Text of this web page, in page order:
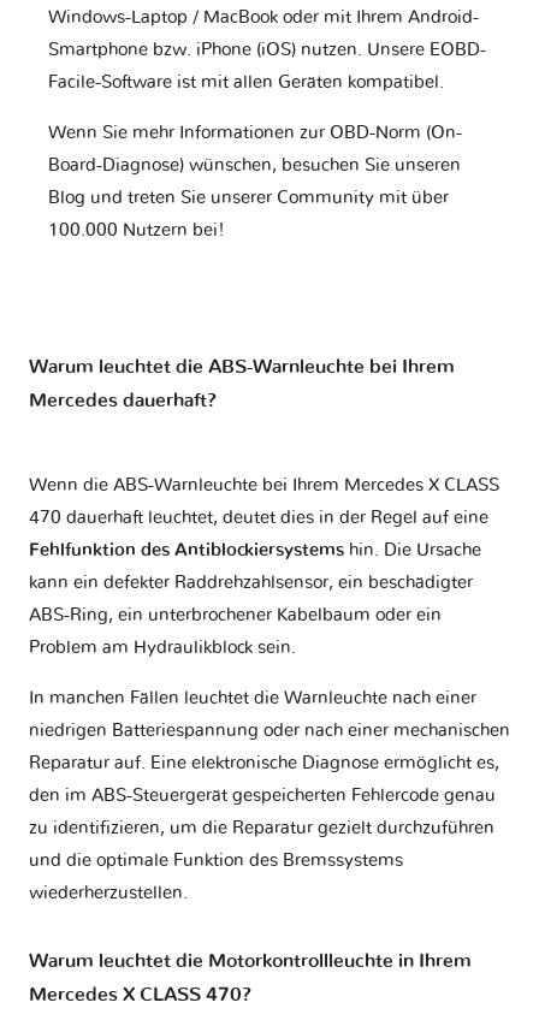
Windows-Laptop / MacBook oder mit Ihrem Android-
Smartphone bzw. iPhone (iOS) nutzen. Unsere EOBD-
Facile-Software ist mit allen Geräten kompatibel.
Wenn Sie mehr Informationen zur OBD-Norm (On-
Board-Diagnose) wünschen, besuchen Sie unseren
Blog und treten Sie unserer Community mit über
100.000 Nutzern bei!
Warum leuchtet die ABS-Warnleuchte bei Ihrem
Mercedes dauerhaft?
Wenn die ABS-Warnleuchte bei Ihrem Mercedes X CLASS
470 dauerhaft leuchtet, deutet dies in der Regel auf eine
Fehlfunktion des Antiblockiersystems hin. Die Ursache
kann ein defekter Raddrehzahlsensor, ein beschädigter
ABS-Ring, ein unterbrochener Kabelbaum oder ein
Problem am Hydraulikblock sein.
In manchen Fällen leuchtet die Warnleuchte nach einer
niedrigen Batteriespannung oder nach einer mechanischen
Reparatur auf. Eine elektronische Diagnose ermöglicht es,
den im ABS-Steuergerät gespeicherten Fehlercode genau
zu identifizieren, um die Reparatur gezielt durchzuführen
und die optimale Funktion des Bremssystems
wiederherzustellen.
Warum leuchtet die Motorkontrollleuchte in Ihrem
Mercedes X CLASS 470?